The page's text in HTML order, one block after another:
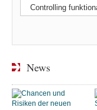
News